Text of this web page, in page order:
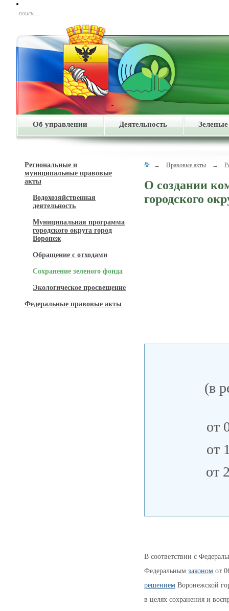
поиск…
Об управлении Деятельность
Региональные и
муниципальные правовые
акты
Водохозяйственная
деятельность
Муниципальная программа
городского округа город
Воронеж
Обращение с отходами
Сохранение зеленого фонда
Экологическое просвещение
Федеральные правовые акты
→ Правовые акты →
О создании
городского
(в
от
от
от
В соответствии с
Федеральным законом от
решением Воронежской
в целях сохранения и